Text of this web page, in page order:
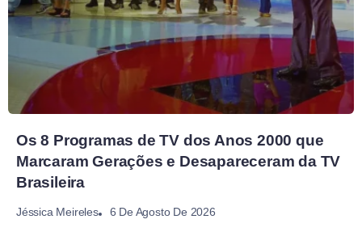
Os 8 Programas de TV dos Anos 2000 que
Marcaram Gerações e Desapareceram da TV
Brasileira
Jéssica Meireles 6 De Agosto De 2026